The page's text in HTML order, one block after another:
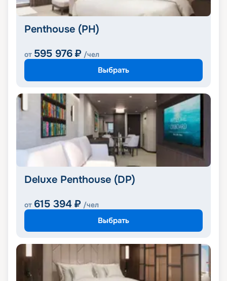
Penthouse (PH)
от 595 976 ₽ /чел
Выбрать
Deluxe Penthouse (DP)
от 615 394 ₽ /чел
Выбрать